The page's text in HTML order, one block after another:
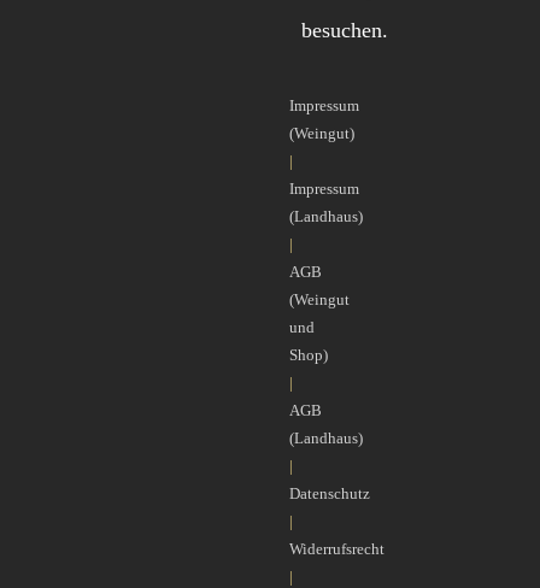
besuchen.
Impressum
(Weingut)
|
Impressum
(Landhaus)
|
AGB
(Weingut
und
Shop)
|
AGB
(Landhaus)
|
Datenschutz
|
Widerrufsrecht
|